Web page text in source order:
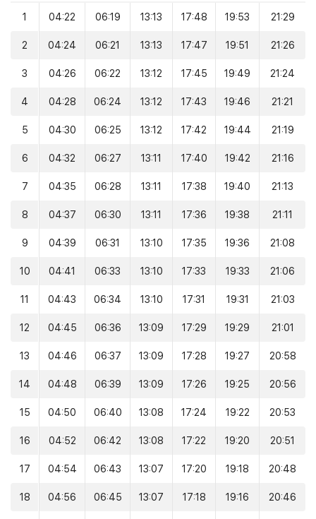
1 04:22 06:19 13:13 17:48 19:53 21:29
2 04:24 06:21 13:13 17:47 19:51 21:26
3 04:26 06:22 13:12 17:45 19:49 21:24
4 04:28 06:24 13:12 17:43 19:46 21:21
5 04:30 06:25 13:12 17:42 19:44 21:19
6 04:32 06:27 13:11 17:40 19:42 21:16
7 04:35 06:28 13:11 17:38 19:40 21:13
8 04:37 06:30 13:11 17:36 19:38 21:11
9 04:39 06:31 13:10 17:35 19:36 21:08
10 04:41 06:33 13:10 17:33 19:33 21:06
11 04:43 06:34 13:10 17:31 19:31 21:03
12 04:45 06:36 13:09 17:29 19:29 21:01
13 04:46 06:37 13:09 17:28 19:27 20:58
14 04:48 06:39 13:09 17:26 19:25 20:56
15 04:50 06:40 13:08 17:24 19:22 20:53
16 04:52 06:42 13:08 17:22 19:20 20:51
17 04:54 06:43 13:07 17:20 19:18 20:48
18 04:56 06:45 13:07 17:18 19:16 20:46